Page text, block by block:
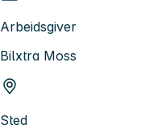
Arbeidsgiver
Bilxtra Moss
Sted